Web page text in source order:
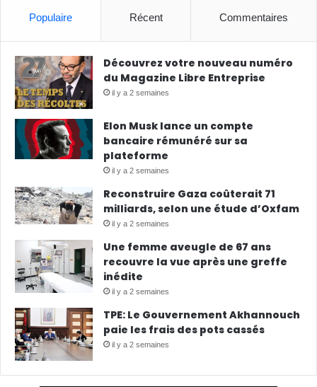
Populaire Récent Commentaires
Découvrez votre nouveau numéro
du Magazine Libre Entreprise
il y a 2 semaines
Elon Musk lance un compte
bancaire rémunéré sur sa
plateforme
il y a 2 semaines
Reconstruire Gaza coûterait 71
milliards, selon une étude d’Oxfam
il y a 2 semaines
Une femme aveugle de 67 ans
recouvre la vue après une greffe
inédite
il y a 2 semaines
TPE: Le Gouvernement Akhannouch
paie les frais des pots cassés
il y a 2 semaines